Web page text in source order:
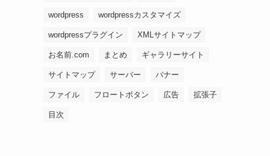
wordpress wordpressカスタマイズ
wordpressプラグイン XMLサイトマップ
お名前.com まとめ ギャラリーサイト
サイトマップ サーバー バナー
ファイル フロートボタン 広告 拡張子
目次